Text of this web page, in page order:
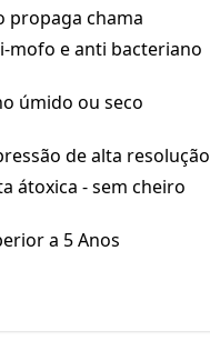
propaga chama
mofo e anti bacteriano
úmido ou seco
de alta resolução
átoxica - sem cheiro
a 5 Anos